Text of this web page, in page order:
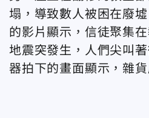
塌，導致數人被困在廢
的影片顯示，信徒聚集
地震突發生，人們尖叫
器拍下的畫面顯示，雜